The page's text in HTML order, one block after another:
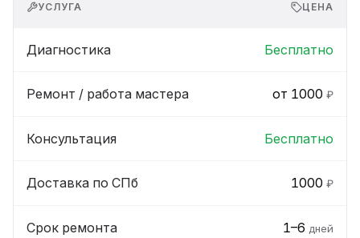
УСЛУГА ЦЕНА
Диагностика Бесплатно
Ремонт / работа мастера от 1000 ₽
Консультация Бесплатно
Доставка по СПб 1000 ₽
Срок ремонта 1–6 дней